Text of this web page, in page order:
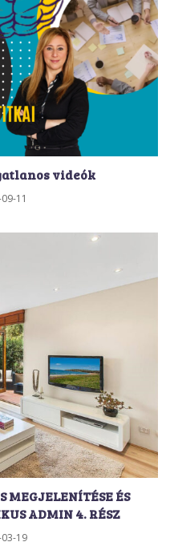
videók
11
ÉS
ADMIN 4. RÉSZ
19